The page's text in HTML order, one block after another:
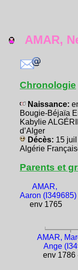
AMAR,
Chronologie
Naissance:
Bougie-Béjaïa
Kabylie
d’Alger
Décès: 15
Algérie
Parents et
AMAR,
Aaron (I349685)
env 1765
AMAR,
Ange
env 1786